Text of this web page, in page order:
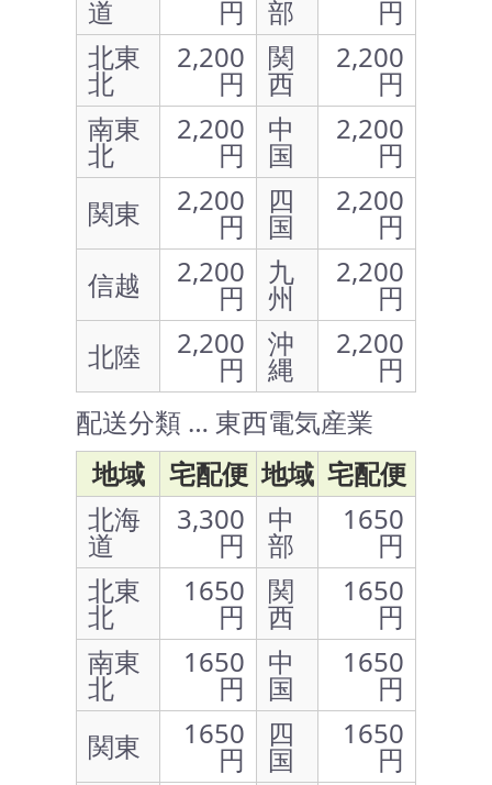
道 円 部
円
北東
北
2,200
円
関
西
2,200
円
南東
北
2,200
円
中
国
2,200
円
関東
2,200
円
四
国
2,200
円
信越
2,200
円
九
州
2,200
円
北陸
2,200
円
沖
縄
2,200
円
配送分類 … 東西電気産業
地域
宅配便 地域 宅配便
北海
道
3,300
円
中
部
1650
円
北東
北
1650
円
関
西
1650
円
南東
北
1650
円
中
国
1650
円
関東
1650
円
四
国
1650
円